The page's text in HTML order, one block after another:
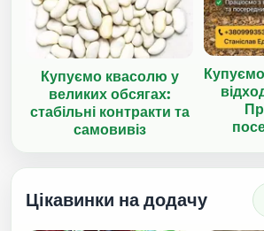
Купуємо квасолю у
великих обсягах:
стабільні контракти та
самовивіз
Цікавинки на додачу